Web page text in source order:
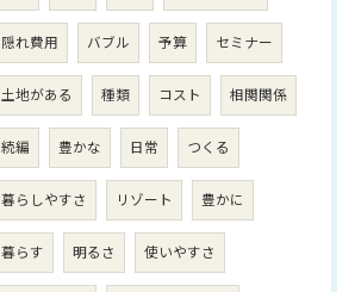
隠れ費用 バブル 予算 セミナー
土地がある 種類 コスト 相関関係
続編 豊かな 日常 つくる
暮らしやすさ リゾート 豊かに
暮らす 明るさ 使いやすさ